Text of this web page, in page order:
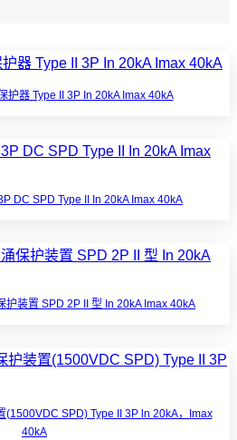
护器 Type II 3P In 20kA Imax 40kA
DC SPD Type II In 20kA Imax 40kA
护装置 SPD 2P II 型 In 20kA Imax 40kA
(1500VDC SPD) Type II 3P ln 20kA，Imax
40kA